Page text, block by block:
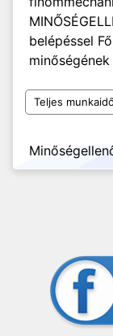
belépéssel
Teljes